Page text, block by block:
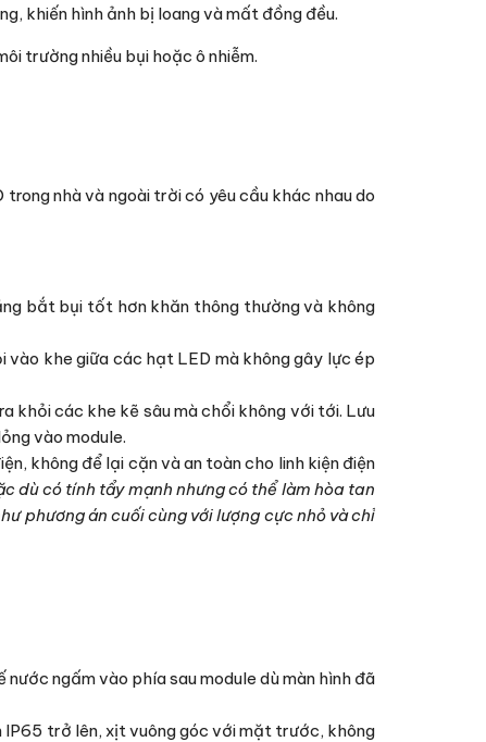
khiến hình ảnh bị loang và mất đồng đều.
trường nhiều bụi hoặc ô nhiễm.
nhà và ngoài trời có yêu cầu khác nhau do
bắt bụi tốt hơn khăn thông thường và không
vào khe giữa các hạt LED mà không gây lực ép
khỏi các khe kẽ sâu mà chổi không với tới. Lưu
vào module.
không để lại cặn và an toàn cho linh kiện điện
dù có tính tẩy mạnh nhưng có thể làm hòa tan
phương án cuối cùng với lượng cực nhỏ và chỉ
ngấm vào phía sau module dù màn hình đã
IP65 trở lên, xịt vuông góc với mặt trước, không